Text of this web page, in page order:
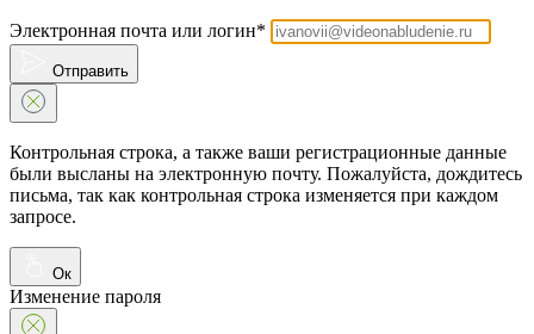
Электронная почта или логин*
Отправить
Контрольная строка, а также ваши регистрационные данные
были высланы на электронную почту. Пожалуйста, дождитесь
письма, так как контрольная строка изменяется при каждом
запросе.
Ок
Изменение пароля